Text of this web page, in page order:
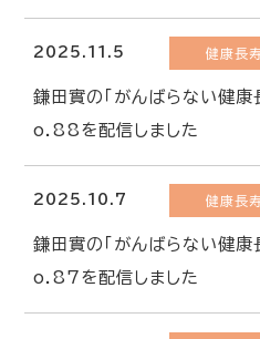
2025.11.5 健康長
鎌田實の「がんばらない健康
o.88を配信しました
2025.10.7 健康長
鎌田實の「がんばらない健康
o.87を配信しました